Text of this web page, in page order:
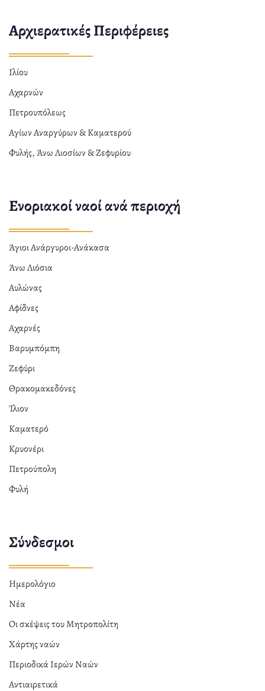
Αρχιερατικές Περιφέρειες
Ιλίου
Αχαρνών
Πετρουπόλεως
Αγίων Αναργύρων & Καματερού
Φυλής, Άνω Λιοσίων & Ζεφυρίου
Ενοριακοί ναοί ανά περιοχή
Άγιοι Ανάργυροι-Ανάκασα
Άνω Λιόσια
Αυλώνας
Αφίδνες
Αχαρνές
Βαρυμπόμπη
Ζεφύρι
Θρακομακεδόνες
Ίλιον
Καματερό
Κρυονέρι
Πετρούπολη
Φυλή
Σύνδεσμοι
Ημερολόγιο
Νέα
Οι σκέψεις του Μητροπολίτη
Χάρτης ναών
Περιοδικά Ιερών Ναών
Αντιαιρετικά